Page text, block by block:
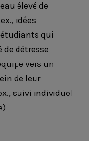
élevé de
idées
qui
de détresse
vers un
de leur
suivi individuel